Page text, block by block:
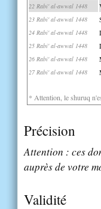
22 Rabi' al-awwal 1448
23 Rabi' al-awwal 1448
24 Rabi' al-awwal 1448
25 Rabi' al-awwal 1448
26 Rabi' al-awwal 1448
27 Rabi' al-awwal 1448
* Attention, le shuruq
Précision
Attention : ces
auprès de votre
Validité